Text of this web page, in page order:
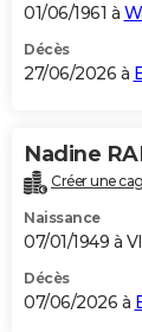
GUIDES D'ACHAT
BONS PLANS
Carte de Noël
Carte Bonne
Carte Saint-
Carte Pâques
Carte
DICTIONNAIRE
Dictionnaire
Biographies
Citations
Expressions
Proverbes
PROGRAMME TV
S'inscrire
Se connecter
Lycées
Collèges
Primaires
Universités
Entreprises
Service militaire
Avis de
AVIS DE DÉCÈS
01/06/1961 à
Décès
27/06/2026 à
Nadine
Créer une
Naissance
07/01/1949 à
Décès
07/06/2026 à